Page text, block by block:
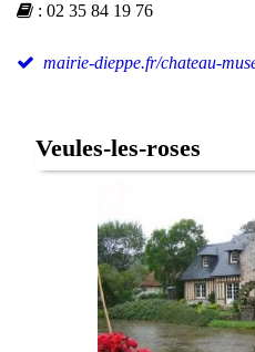
: 02 35 84 19 76
mairie-dieppe.fr/chateau-
Veules-les-roses